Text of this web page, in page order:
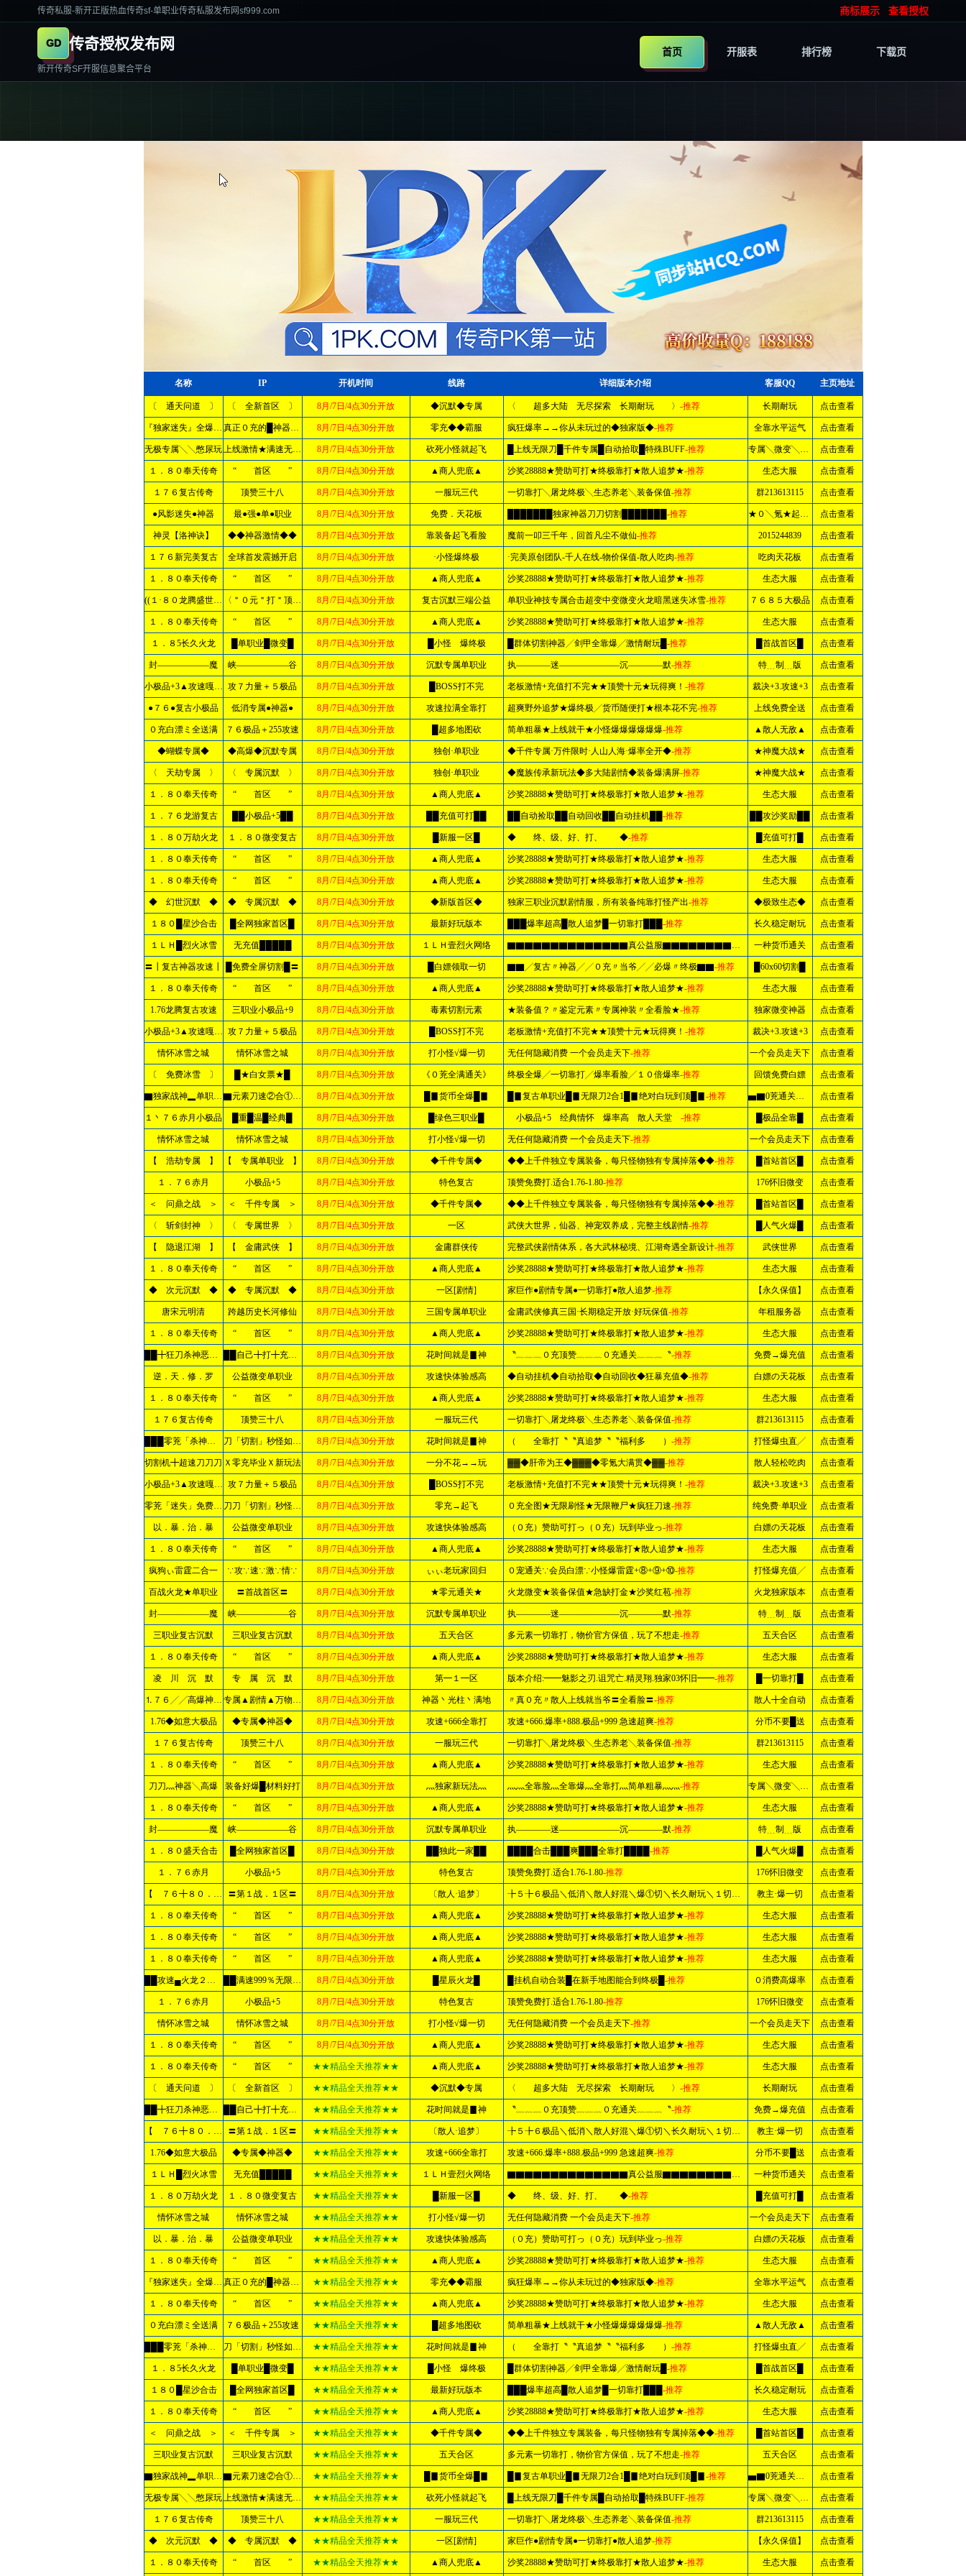
传奇私服-新开正版热血传奇sf-单职业传奇私服发布网sf999.com 商标展示 查看授权
传奇授权发布网
新开传奇SF开服信息聚合平台
首页 开服表 排行榜 下载页